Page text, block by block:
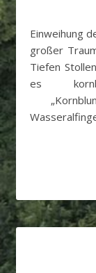
Einweihung der neuen Sportanlage unter Flutlicht. Ihr
großer
Tiefen
es